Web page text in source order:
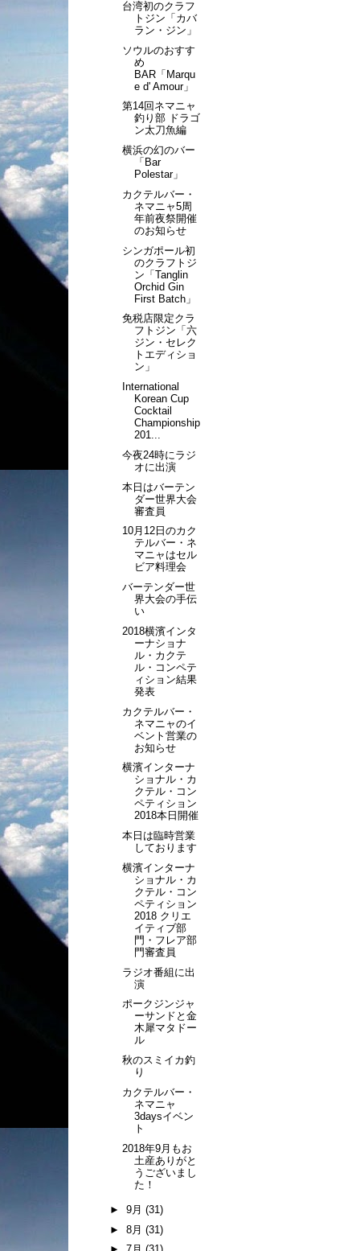
台湾初のクラフ
トジン「カバ
ラン・ジン」
ソウルのおすす
め
BAR「Marqu
e d' Amour」
第14回ネマニャ
釣り部 ドラゴ
ン太刀魚編
横浜の幻のバー
「Bar
Polestar」
カクテルバー・
ネマニャ5周
年前夜祭開催
のお知らせ
シンガポール初
のクラフトジ
ン「Tanglin
Orchid Gin
First Batch」
免税店限定クラ
フトジン「六
ジン・セレク
トエディショ
ン」
International
Korean Cup
Cocktail
Championship
201...
今夜24時にラジ
オに出演
本日はバーテン
ダー世界大会
審査員
10月12日のカク
テルバー・ネ
マニャはセル
ビア料理会
バーテンダー世
界大会の手伝
い
2018横濱インタ
ーナショナ
ル・カクテ
ル・コンペテ
ィション結果
発表
カクテルバー・
ネマニャのイ
ベント営業の
お知らせ
横濱インターナ
ショナル・カ
クテル・コン
ペティション
2018本日開催
本日は臨時営業
しております
横濱インターナ
ショナル・カ
クテル・コン
ペティション
2018 クリエ
イティブ部
門・フレア部
門審査員
ラジオ番組に出
演
ポークジンジャ
ーサンドと金
木犀マタドー
ル
秋のスミイカ釣
り
カクテルバー・
ネマニャ
3daysイベン
ト
2018年9月もお
土産ありがと
うございまし
た！
► 9月 (31)
► 8月 (31)